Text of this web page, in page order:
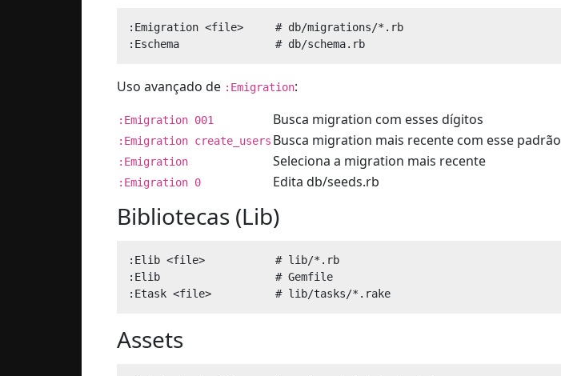
:Emigration <file>     # db/migrations/*.rb
Uso avançado de :Emigration:
:Emigration 001 Busca migration com esses dígitos
:Emigration create_users Busca migration mais recente com esse padrão
:Emigration Seleciona a migration mais recente
:Emigration 0 Edita db/seeds.rb
Bibliotecas (Lib)
:Elib <file>           # lib/*.rb
:Elib                  # Gemfile
Assets